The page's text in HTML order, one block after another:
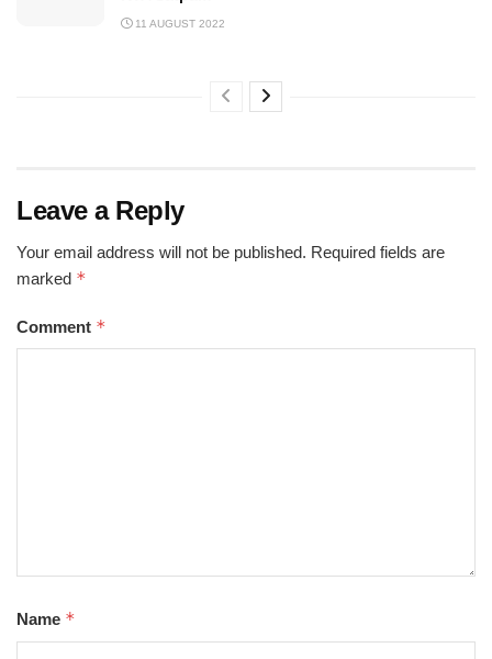
11 AUGUST 2022
Leave a Reply
Your email address will not be published. Required fields are
marked *
Comment *
Name *